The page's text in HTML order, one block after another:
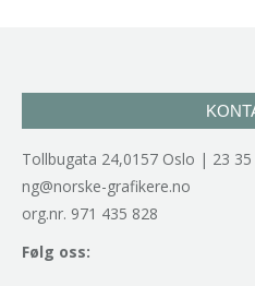
Tollbugata 24,0157 Oslo | 23 35
ng@norske-grafikere.no
org.nr. 971 435 828
Følg oss: